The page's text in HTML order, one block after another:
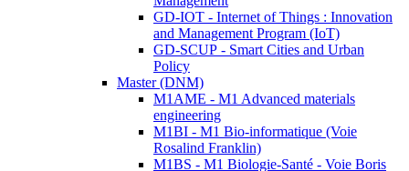
GD-IOT - Internet of Things : Innovation
and Management Program (IoT)
GD-SCUP - Smart Cities and Urban
Policy
Master (DNM)
M1AME - M1 Advanced materials
engineering
M1BI - M1 Bio-informatique (Voie
Rosalind Franklin)
M1BS - M1 Biologie-Santé - Voie Boris